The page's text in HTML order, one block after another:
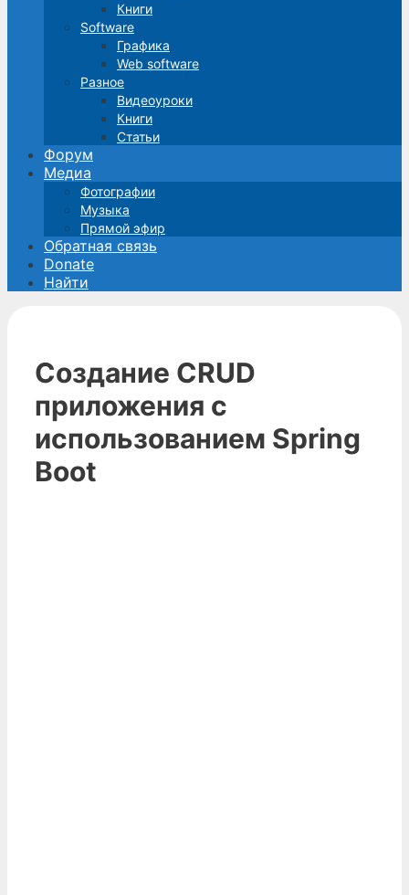
Книги
Software
Графика
Web software
Разное
Видеоуроки
Книги
Статьи
Форум
Медиа
Фотографии
Музыка
Прямой эфир
Обратная связь
Donate
Найти
Создание CRUD
приложения с
использованием Spring
Boot